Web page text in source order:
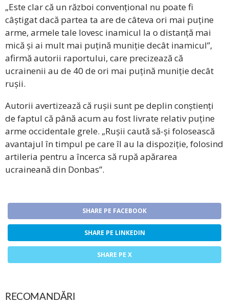
„Este clar că un război convențional nu poate fi
câștigat dacă partea ta are de câteva ori mai puține
arme, armele tale lovesc inamicul la o distanță mai
mică și ai mult mai puțină muniție decât inamicul”,
afirmă autorii raportului, care precizează că
ucrainenii au de 40 de ori mai puțină muniție decât
rușii.
Autorii avertizează că rușii sunt pe deplin conștienți
de faptul că până acum au fost livrate relativ puține
arme occidentale grele. „Rușii caută să-și folosească
avantajul în timpul pe care îl au la dispoziție, folosind
artileria pentru a încerca să rupă apărarea
ucraineană din Donbas”.
SHARE PE FACEBOOK
SHARE PE LINKEDIN
SHARE PE X
RECOMANDĂRI